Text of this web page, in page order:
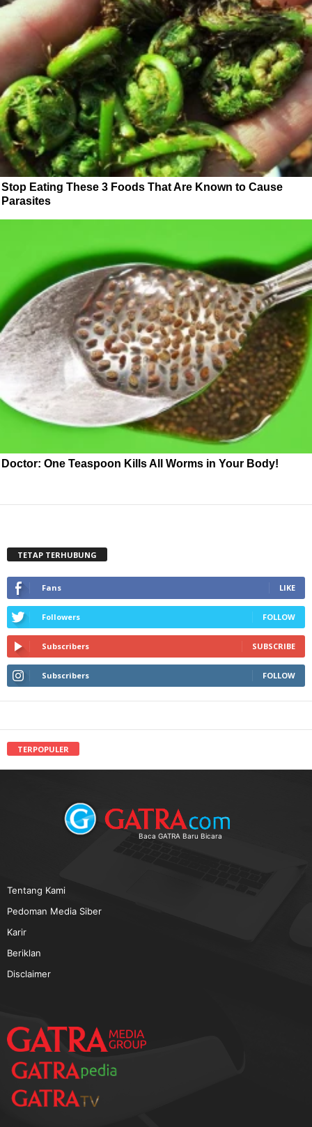
Stop Eating These 3 Foods That Are Known to Cause
Parasites
Doctor: One Teaspoon Kills All Worms in Your Body!
TETAP TERHUBUNG
Fans LIKE
Followers FOLLOW
Subscribers SUBSCRIBE
Subscribers FOLLOW
TERPOPULER